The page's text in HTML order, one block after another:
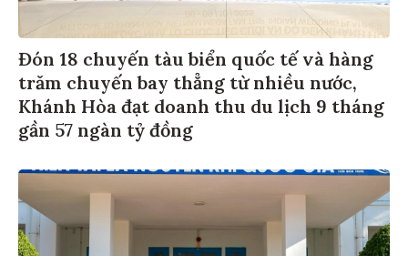
Đón 18 chuyến tàu biển quốc tế và hàng
trăm chuyến bay thẳng từ nhiều nước,
Khánh Hòa đạt doanh thu du lịch 9 tháng
gần 57 ngàn tỷ đồng